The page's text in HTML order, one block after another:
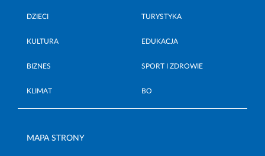
DZIECI TURYSTYKA
KULTURA EDUKACJA
BIZNES SPORT I ZDROWIE
KLIMAT BO
MAPA STRONY